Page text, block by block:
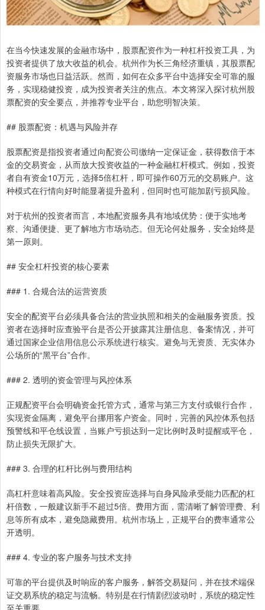
在当今快速发展的金融市场中，股票配资作为一种杠杆投资工具，为
投资者提供了放大收益的机会。杭州作为长三角经济重镇，其股票配
资服务市场也日益活跃。然而，如何在众多平台中选择安全可靠的服
务，实现稳健投资，成为投资者关注的焦点。本文将深入探讨杭州股
票配资的安全要点，并推荐专业平台，助您明智决策。
## 股票配资：机遇与风险并存
股票配资是指投资者通过向配资公司缴纳一定保证金，获得数倍于本
金的交易资金，从而放大投资收益的一种金融杠杆模式。例如，投资
者自有资金10万元，选择5倍杠杆，即可操作60万元的交易账户。这
种模式在行情向好时能显著提升盈利，但同时也可能加剧亏损风险。
对于杭州的投资者而言，本地配资服务具有地域优势：便于实地考
察、沟通便捷、更了解地方市场动态。但无论何处服务，安全始终是
第一原则。
## 安全杠杆投资的核心要素
### 1. 合规合法的运营资质
安全的配资平台必须具备合法的营业执照和相关的金融服务资质。投
资者在选择时应查验平台是否公开披露其注册信息、备案情况，并可
通过国家企业信用信息公示系统进行核实。避免与无资质、无实体办
公场所的“黑平台”合作。
### 2. 透明的资金管理与风控体系
正规配资平台会明确资金托管方式，通常与第三方支付或银行合作，
实现资金隔离，避免平台挪用客户资金。同时，完善的风控体系包括
预警线和平仓线设置，当账户亏损达到一定比例时及时提醒或平仓，
防止损失无限扩大。
### 3. 合理的杠杆比例与费用结构
高杠杆意味着高风险。安全投资应选择与自身风险承受能力匹配的杠
杆倍数，一般建议新手不超过5倍。费用方面，需清晰了解管理费、利
息等所有成本，避免隐藏费用。杭州市场上，正规平台的费率通常公
开透明。
### 4. 专业的客户服务与技术支持
可靠的平台提供及时响应的客户服务，解答交易疑问，并在技术端保
证交易系统的稳定与流畅。特别是在行情剧烈波动时，系统的稳定性